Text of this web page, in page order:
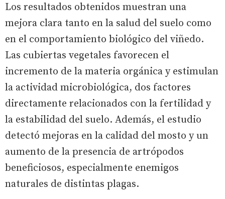
Los resultados obtenidos muestran una
mejora clara tanto en la salud del suelo como
en el comportamiento biológico del viñedo.
Las cubiertas vegetales favorecen el
incremento de la materia orgánica y estimulan
la actividad microbiológica, dos factores
directamente relacionados con la fertilidad y
la estabilidad del suelo. Además, el estudio
detectó mejoras en la calidad del mosto y un
aumento de la presencia de artrópodos
beneficiosos, especialmente enemigos
naturales de distintas plagas.